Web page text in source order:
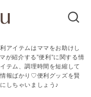
アイテムはママをお助けし
紹介する”便利”に関する情
テム、調理時間を短縮して
報ばかり♡便利グッズを賢
しちゃいましょう♪